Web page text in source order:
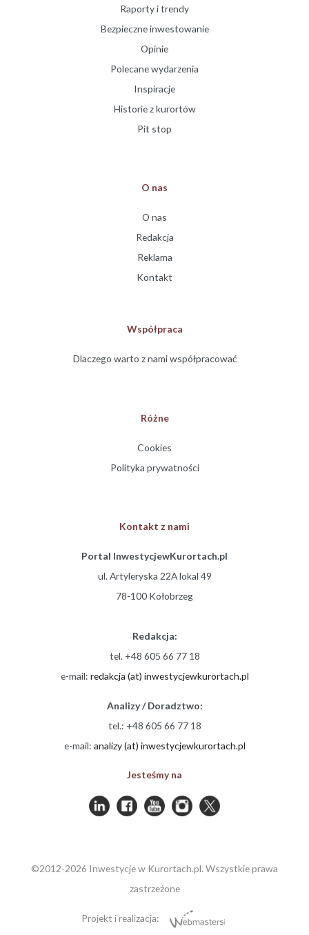
Raporty i trendy
Bezpieczne inwestowanie
Opinie
Polecane wydarzenia
Inspiracje
Historie z kurortów
Pit stop
O nas
O nas
Redakcja
Reklama
Kontakt
Współpraca
Dlaczego warto z nami współpracować
Różne
Cookies
Polityka prywatności
Kontakt z nami
Portal InwestycjewKurortach.pl
ul. Artyleryska 22A lokal 49
78-100 Kołobrzeg
Redakcja:
tel. +48 605 66 77 18
e-mail: redakcja (at) inwestycjewkurortach.pl
Analizy / Doradztwo:
tel.: +48 605 66 77 18
e-mail: analizy (at) inwestycjewkurortach.pl
Jesteśmy na
©2012-2026 Inwestycje w Kurortach.pl. Wszystkie prawa
zastrzeżone
Projekt i realizacja: